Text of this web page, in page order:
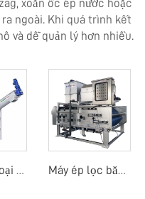
xoắn ốc ép nước hoặc
ngoài. Khi quá trình kết
và dễ quản lý hơn nhiều.
Máy phân loại cát Máy ép lọc băng tải trống quay